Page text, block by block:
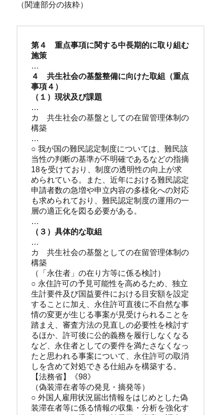
（関連部分の抜粋）
第４　重点事項に関する中長期的に取り組む
施策
…
４　共生社会の基盤整備に向けた取組（重点
事項４）
（１）現状及び課題
…
カ　共生社会の基盤としての在留管理体制の
構築
…
○ 我が国の難民認定制度については、難民該
当性の判断の基準が不明確であるなどの指摘
18を受けており、制度の透明性の向上が求
められている。また、近年における難民認定
申請者数の急増や申立内容の多様化への対応
も求められており、難民認定制度の運用の一
層の適正化を図る必要がある。
…
（３）具体的な取組
…
カ　共生社会の基盤としての在留管理体制の
構築
（「永住者」の在り方等に係る検討）
○ 永住許可の予見可能性を高めるため、独立
生計要件及び国益要件における目安額を設定
することに加え、永住許可直後に不自然な事
情の変更が生じる事案が見受けられることを
踏まえ、審査方法の見直しの必要性を検討す
るほか、許可後に公的義務を履行しなくなる
など、永住者としての要件を満たさなくなっ
たと思われる事案について、永住許可の取消
しを含めて対処できる仕組みを構築する。
【法務省】《98》
（偽装滞在者等の発見・摘発等）
○ 外国人雇用状況届出情報をはじめとした偽
装滞在者等に係る情報の収集・分析を強化す